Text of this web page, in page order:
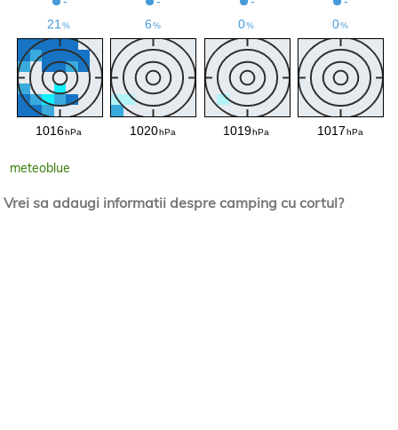
meteoblue
Vrei sa adaugi informatii despre camping cu cortul?